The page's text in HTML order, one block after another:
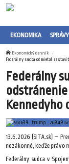
EKONOMIKA SPRÁVY
Ekonomický denník
Federálny sudca odmietol
Federálny
Kennedyho
13.6.2026 (SITA.sk) –
nezákonné, keďže právo
Federálny sudca v